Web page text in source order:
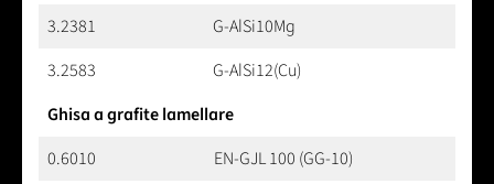
3.2381
G-AlSi10Mg
3.2583
G-AlSi12(Cu)
Ghisa a grafite lamellare
0.6010
EN-GJL 100 (GG-10)